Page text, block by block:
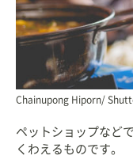
Chainupong Hiporn/
ペットショップなど
くわえるものです。